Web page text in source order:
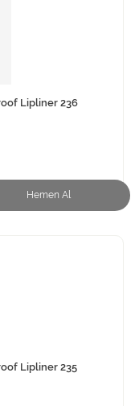
Hemen Al
Lipliner 236
Lipliner 235